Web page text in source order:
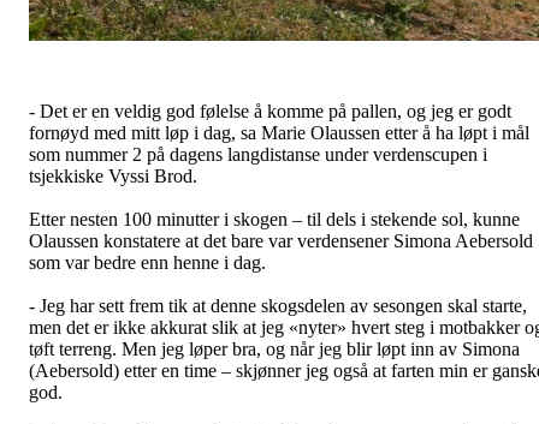
- Det er en veldig god følelse å komme på pallen, og jeg er godt
fornøyd med mitt løp i dag, sa Marie Olaussen etter å ha løpt i mål
som nummer 2 på dagens langdistanse under verdenscupen i
tsjekkiske Vyssi Brod.
Etter nesten 100 minutter i skogen – til dels i stekende sol, kunne
Olaussen konstatere at det bare var verdensener Simona Aebersold
som var bedre enn henne i dag.
- Jeg har sett frem tik at denne skogsdelen av sesongen skal starte,
men det er ikke akkurat slik at jeg «nyter» hvert steg i motbakker
tøft terreng. Men jeg løper bra, og når jeg blir løpt inn av Simona
(Aebersold) etter en time – skjønner jeg også at farten min er
god.